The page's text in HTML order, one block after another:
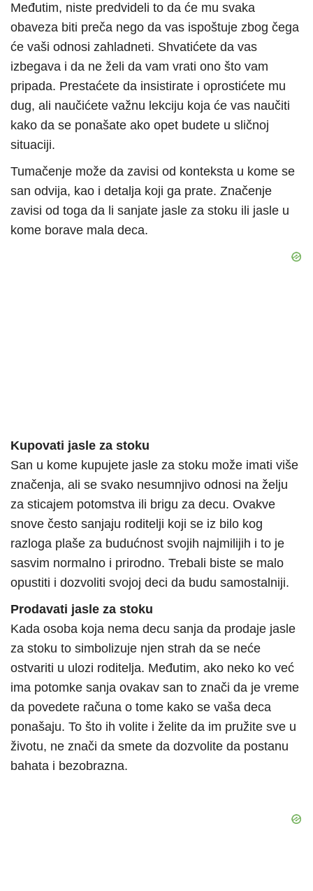
Međutim, niste predvideli to da će mu svaka
obaveza biti preča nego da vas ispoštuje zbog čega
će vaši odnosi zahladneti. Shvatićete da vas
izbegava i da ne želi da vam vrati ono što vam
pripada. Prestaćete da insistirate i oprostićete mu
dug, ali naučićete važnu lekciju koja će vas naučiti
kako da se ponašate ako opet budete u sličnoj
situaciji.
Tumačenje može da zavisi od konteksta u kome se
san odvija, kao i detalja koji ga prate. Značenje
zavisi od toga da li sanjate jasle za stoku ili jasle u
kome borave mala deca.
Kupovati jasle za stoku
San u kome kupujete jasle za stoku može imati više
značenja, ali se svako nesumnjivo odnosi na želju
za sticajem potomstva ili brigu za decu. Ovakve
snove često sanjaju roditelji koji se iz bilo kog
razloga plaše za budućnost svojih najmilijih i to je
sasvim normalno i prirodno. Trebali biste se malo
opustiti i dozvoliti svojoj deci da budu samostalniji.
Prodavati jasle za stoku
Kada osoba koja nema decu sanja da prodaje jasle
za stoku to simbolizuje njen strah da se neće
ostvariti u ulozi roditelja. Međutim, ako neko ko već
ima potomke sanja ovakav san to znači da je vreme
da povedete računa o tome kako se vaša deca
ponašaju. To što ih volite i želite da im pružite sve u
životu, ne znači da smete da dozvolite da postanu
bahata i bezobrazna.